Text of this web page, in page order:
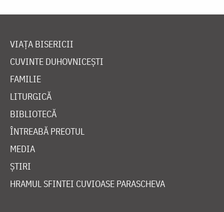
VIAȚA BISERICII
CUVINTE DUHOVNICEȘTI
FAMILIE
LITURGICĂ
BIBLIOTECĂ
ÎNTREABĂ PREOTUL
MEDIA
ȘTIRI
HRAMUL SFINTEI CUVIOASE PARASCHEVA